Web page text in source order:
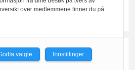
over medlemmene finner du på
valgte Innstillinger